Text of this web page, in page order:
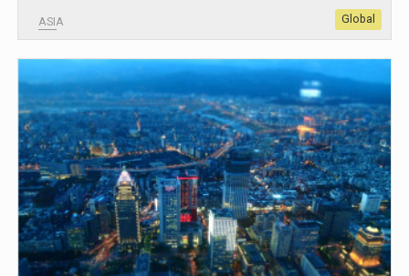
ASIA Global